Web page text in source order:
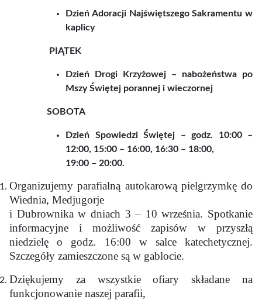
Dzień Adoracji Najświętszego Sakramentu w
kaplicy
PIĄTEK
Dzień Drogi Krzyżowej – nabożeństwa po
Mszy Świętej porannej i wieczornej
SOBOTA
Dzień Spowiedzi Świętej – godz. 10:00 –
12:00, 15:00 – 16:00, 16:30 – 18:00,
19:00 – 20:00.
Organizujemy parafialną autokarową pielgrzymkę do
Wiednia, Medjugorje
i Dubrownika w dniach 3 – 10 września. Spotkanie
informacyjne i możliwość zapisów w przyszłą
niedzielę o godz. 16:00 w salce katechetycznej.
Szczegóły zamieszczone są w gablocie.
Dziękujemy za wszystkie ofiary składane na
funkcjonowanie naszej parafii,